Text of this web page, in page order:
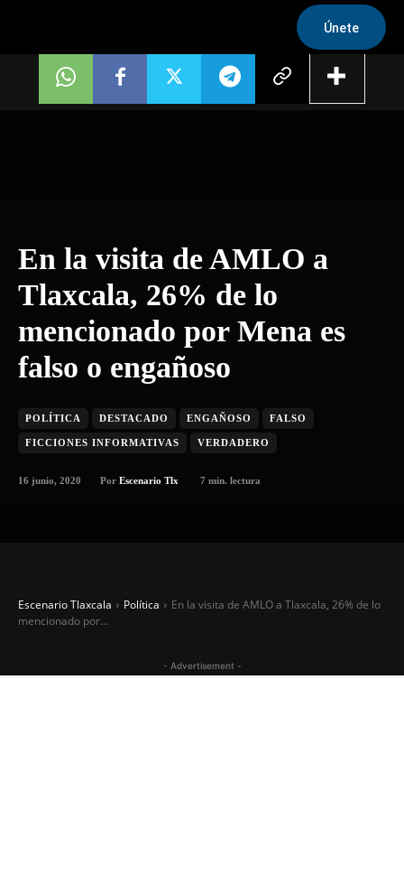
Únete
En la visita de AMLO a
Tlaxcala, 26% de lo
mencionado por Mena es
falso o engañoso
POLÍTICA DESTACADO ENGAÑOSO FALSO
FICCIONES INFORMATIVAS VERDADERO
16 junio, 2020 Por Escenario Tlx 7 min. lectura
Escenario Tlaxcala Política
En la visita de AMLO a Tlaxcala, 26% de lo
mencionado por...
- Advertisement -